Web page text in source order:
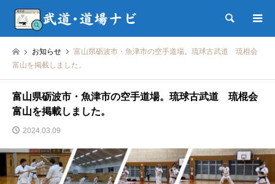
検索
お知らせ
富山県砺波市・魚津市の空手道場。琉球古武道 琉棍会
富山を掲載しました。
富山県砺波市・魚津市の空手道場。琉球古武道 琉棍会
富山を掲載しました。
2024.03.09